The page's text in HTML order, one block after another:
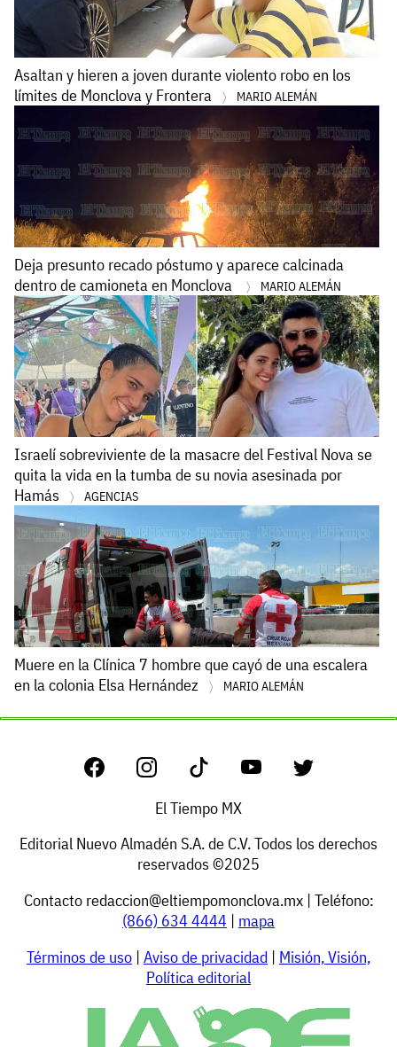
Asaltan y hieren a joven durante violento robo en los
límites de Monclova y Frontera
MARIO ALEMÁN
Deja presunto recado póstumo y aparece calcinada
dentro de camioneta en Monclova
MARIO ALEMÁN
Israelí sobreviviente de la masacre del Festival Nova se
quita la vida en la tumba de su novia asesinada por
Hamás
AGENCIAS
Muere en la Clínica 7 hombre que cayó de una escalera
en la colonia Elsa Hernández
MARIO ALEMÁN
El Tiempo MX
Editorial Nuevo Almadén S.A. de C.V. Todos los derechos
reservados ©2025
Contacto redaccion@eltiempomonclova.mx| Teléfono:
(866) 634 4444 | mapa
Términos de uso | Aviso de privacidad | Misión, Visión,
Política editorial